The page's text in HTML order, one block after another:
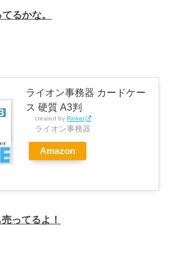
るかな。
ライオン事務器 カードケー
ス 硬質 A3判
created byRinker
ライオン事務器
Amazon
ってるよ！